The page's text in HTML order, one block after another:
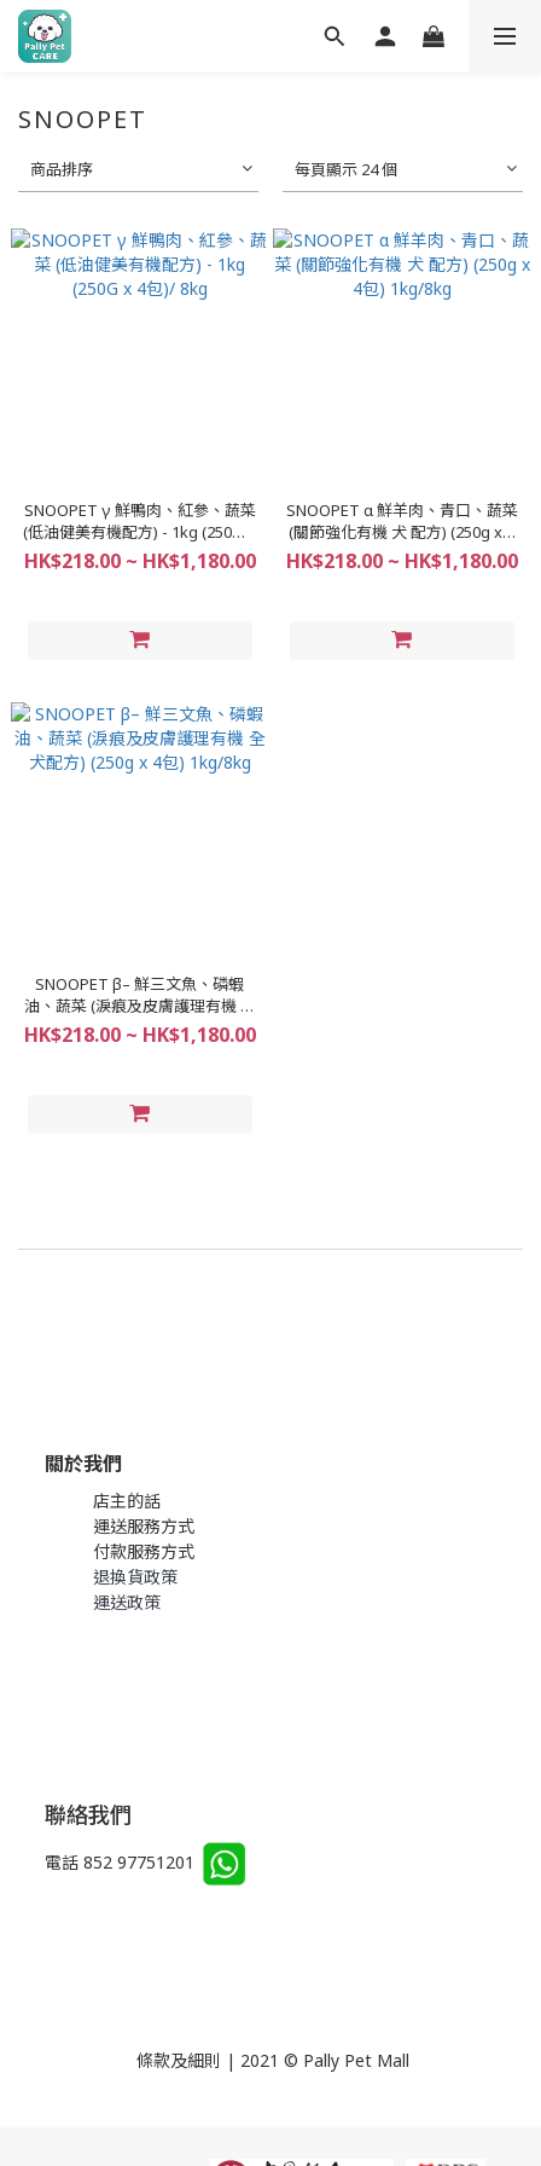
SNOOPET
商品排序 每頁顯示 24 個
SNOOPET γ 鮮鴨肉、紅參、蔬菜
(低油健美有機配方) - 1kg (250G x
4包)/ 8kg
HK$218.00 ~ HK$1,180.00
SNOOPET α 鮮羊肉、青口、蔬菜
(關節強化有機 犬 配方) (250g x 4
包) 1kg/8kg
HK$218.00 ~ HK$1,180.00
SNOOPET β– 鮮三文魚、磷蝦
油、蔬菜 (淚痕及皮膚護理有機 全
犬配方) (250g x 4包) 1kg/8kg
HK$218.00 ~ HK$1,180.00
關於我們
店主的話
運送服務方式
付款服務方式
退換貨政策
運送政策
聯絡我們
電話 852 97751201
條款及細則 | 2021 © Pally Pet Mall